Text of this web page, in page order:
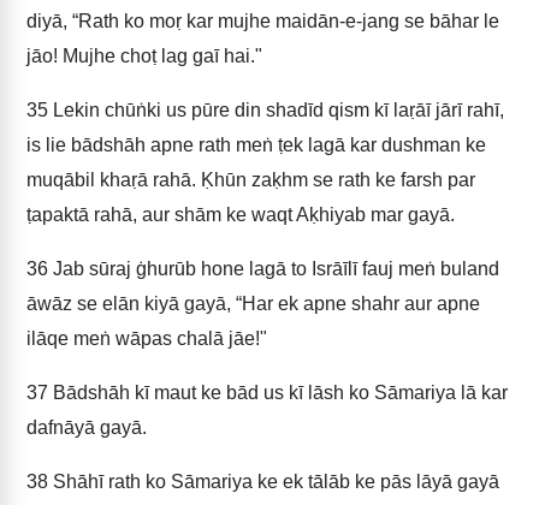
diyā, “Rath ko moṛ kar mujhe maidān-e-jang se bāhar le
jāo! Mujhe choṭ lag gaī hai."
35 Lekin chūṅki us pūre din shadīd qism kī laṛāī jārī rahī,
is lie bādshāh apne rath meṅ ṭek lagā kar dushman ke
muqābil khaṛā rahā. Ḳhūn zaḳhm se rath ke farsh par
ṭapaktā rahā, aur shām ke waqt Aḳhiyab mar gayā.
36 Jab sūraj ġhurūb hone lagā to Isrāīlī fauj meṅ buland
āwāz se elān kiyā gayā, “Har ek apne shahr aur apne
ilāqe meṅ wāpas chalā jāe!"
37 Bādshāh kī maut ke bād us kī lāsh ko Sāmariya lā kar
dafnāyā gayā.
38 Shāhī rath ko Sāmariya ke ek tālāb ke pās lāyā gayā